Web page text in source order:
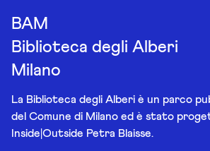
BAM
Biblioteca degli Alberi
Milano
La Biblioteca degli Alberi è un parco
del Comune di Milano ed è stato
Inside|Outside Petra Blaisse.